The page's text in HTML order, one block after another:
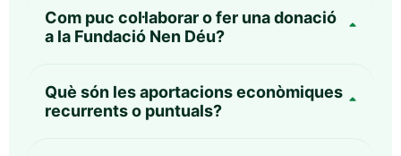
Com puc col·laborar o fer una donació
a la Fundació Nen Déu?
Què són les aportacions econòmiques
recurrents o puntuals?